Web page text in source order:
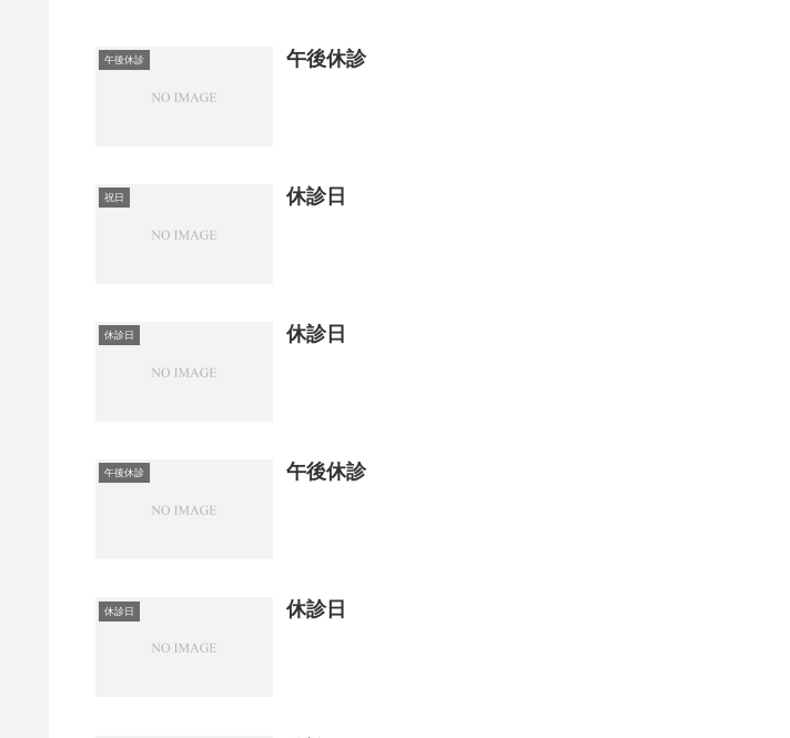
午後休診 午後休診
祝日 休診日
休診日 休診日
午後休診 午後休診
休診日 休診日